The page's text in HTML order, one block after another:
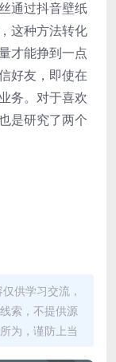
通过抖音壁纸
这种方法转化
才能挣到一点
好友，即使在
务。对于喜欢
是研究了两个
供学习交流，
索，不提供源
为，谨防上当